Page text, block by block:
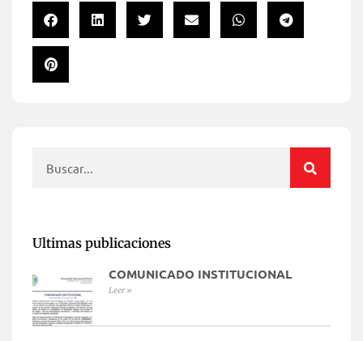
Ultimas publicaciones
COMUNICADO INSTITUCIONAL
Leer »